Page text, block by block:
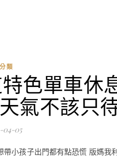
類
色單車休
氣不該只
04-05
小孩子出門都有點恐慌 版媽我